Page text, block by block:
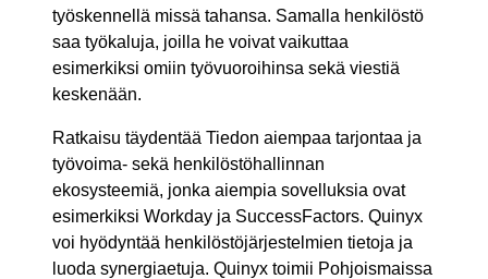
työskennellä missä tahansa. Samalla henkilöstö
saa työkaluja, joilla he voivat vaikuttaa
esimerkiksi omiin työvuoroihinsa sekä viestiä
keskenään.
Ratkaisu täydentää Tiedon aiempaa tarjontaa ja
työvoima- sekä henkilöstöhallinnan
ekosysteemiä, jonka aiempia sovelluksia ovat
esimerkiksi Workday ja SuccessFactors. Quinyx
voi hyödyntää henkilöstöjärjestelmien tietoja ja
luoda synergiaetuja. Quinyx toimii Pohjoismaissa